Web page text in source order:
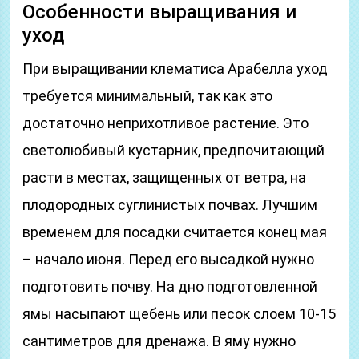
Особенности выращивания и
уход
При выращивании клематиса Арабелла уход
требуется минимальный, так как это
достаточно неприхотливое растение. Это
светолюбивый кустарник, предпочитающий
расти в местах, защищенных от ветра, на
плодородных суглинистых почвах. Лучшим
временем для посадки считается конец мая
– начало июня. Перед его высадкой нужно
подготовить почву. На дно подготовленной
ямы насыпают щебень или песок слоем 10-15
сантиметров для дренажа. В яму нужно